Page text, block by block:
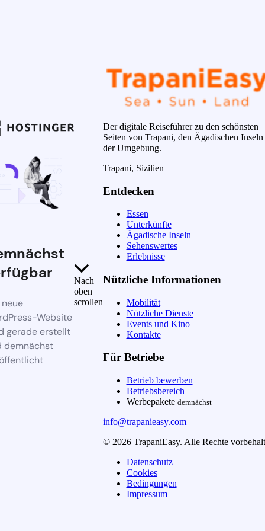
Website
gerade erstellt
demnächst
Nach
oben
scrollen
Der digitale Reiseführer zu den schönsten
Seiten von Trapani, den Ägadischen
der Umgebung.
Trapani, Sizilien
Entdecken
Essen
Unterkünfte
Ägadische Inseln
Sehenswertes
Erlebnisse
Nützliche Informationen
Mobilität
Nützliche Dienste
Events und Kino
Kontakte
Für Betriebe
Betrieb bewerben
Betriebsbereich
Werbepakete demnächst
info@trapanieasy.com
© 2026 TrapaniEasy. Alle Rechte
Datenschutz
Cookies
Bedingungen
Impressum